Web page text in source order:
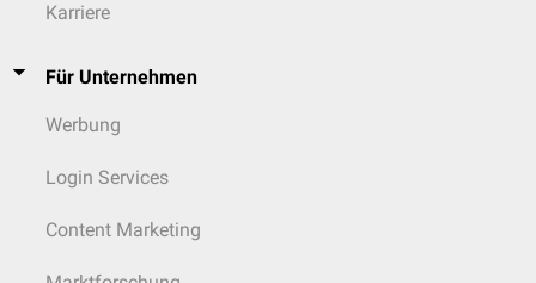
Karriere
Für Unternehmen
Werbung
Login Services
Content Marketing